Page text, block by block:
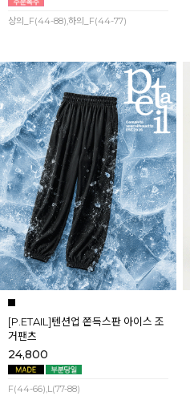
상의_F(44-88),하의_F(44-77)
[P.ETAIL]텐션업 쫀득스판 아이스 조
거팬츠
24,800
F(44-66),L(77-88)